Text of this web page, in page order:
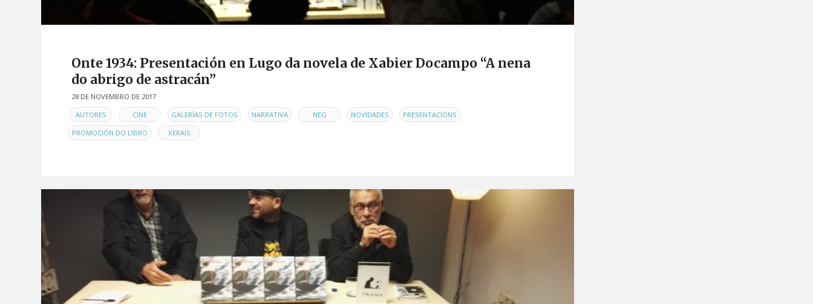
Onte 1934: Presentación en Lugo da novela de Xabier Docampo “A nena
do abrigo de astracán”
28 DE NOVEMBRO DE 2017
EN AUTORES CINE GALERÍAS DE FOTOS NARRATIVA NEG NOVIDADES PRESENTACIÓNS
PROMOCIÓN DO LIBRO XERAIS